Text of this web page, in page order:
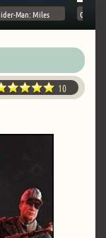
Man: Miles Ghost
10